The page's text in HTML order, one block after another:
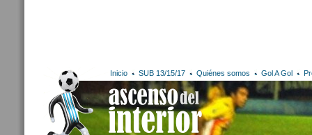
Inicio SUB 13/15/17 Quiénes somos Gol A Gol